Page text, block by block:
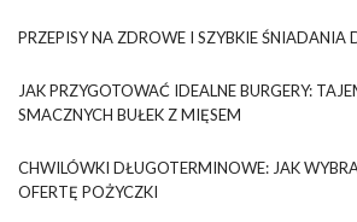
PRZEPISY NA ZDROWE I SZYBKIE ŚNIADANIA
JAK PRZYGOTOWAĆ IDEALNE BURGERY:
SMACZNYCH BUŁEK Z MIĘSEM
CHWILÓWKI DŁUGOTERMINOWE: JAK
OFERTĘ POŻYCZKI